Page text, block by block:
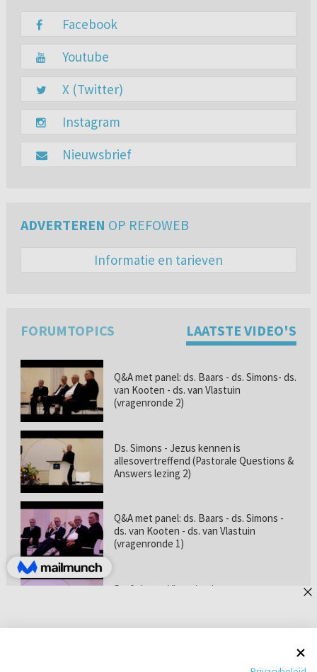
Facebook
Youtube
X (Twitter)
Instagram
Nieuwsbrief
ADVERTEREN OP REFOWEB
Informatie en tarieven
FORUMTOPICS LAATSTE VIDEO'S
Q&A met panel: ds. Baars - ds. Simons- ds.
van Kooten - ds. van Vlastuin
(vragenronde 2)
Ds. Simons - Jezus kennen is
allesovertreffend (Pastorale Questions &
Answers lezing 2)
Q&A met panel: ds. Baars - ds. Simons -
ds. van Kooten - ds. van Vlastuin
(vragenronde 1)
Prof. dr. van Vlastuin - Is